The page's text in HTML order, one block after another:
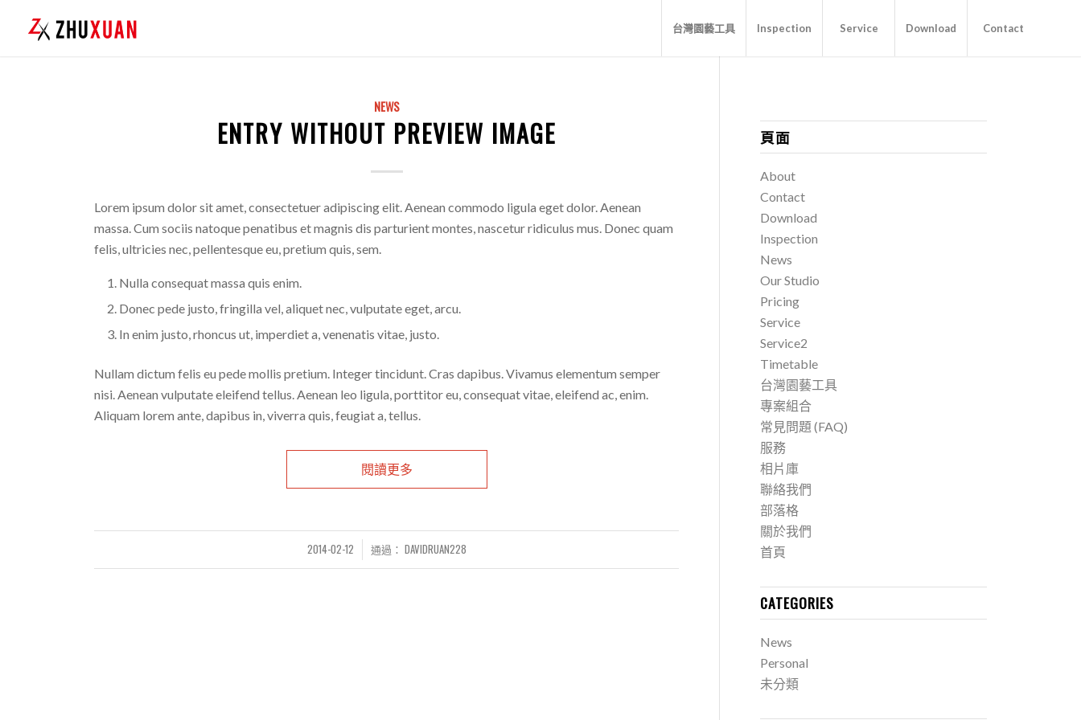
台灣園藝工具 Inspection Service Download Contact
NEWS
ENTRY WITHOUT PREVIEW IMAGE
Lorem ipsum dolor sit amet, consectetuer adipiscing elit. Aenean commodo ligula eget dolor. Aenean
massa. Cum sociis natoque penatibus et magnis dis parturient montes, nascetur ridiculus mus. Donec quam
felis, ultricies nec, pellentesque eu, pretium quis, sem.
Nulla consequat massa quis enim.
Donec pede justo, fringilla vel, aliquet nec, vulputate eget, arcu.
In enim justo, rhoncus ut, imperdiet a, venenatis vitae, justo.
Nullam dictum felis eu pede mollis pretium. Integer tincidunt. Cras dapibus. Vivamus elementum semper
nisi. Aenean vulputate eleifend tellus. Aenean leo ligula, porttitor eu, consequat vitae, eleifend ac, enim.
Aliquam lorem ante, dapibus in, viverra quis, feugiat a, tellus.
閱讀更多
2014-02-12
/ 通過： DAVIDRUAN228
頁面
About
Contact
Download
Inspection
News
Our Studio
Pricing
Service
Service2
Timetable
台灣園藝工具
專案組合
常見問題 (FAQ)
服務
相片庫
聯絡我們
部落格
關於我們
首頁
CATEGORIES
News
Personal
未分類